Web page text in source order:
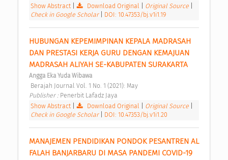
Show Abstract| Download Original Original Source
Check in Google Scholar
DOI: 10.47353/bj.v1i1.19
HUBUNGAN KEPEMIMPINAN KEPALA MADRASAH
DAN PRESTASI KERJA GURU DENGAN KEMAJUAN
MADRASAH ALIYAH SE-KABUPATEN SURAKARTA
Angga Eka Yuda Wibawa
Berajah Journal Vol. 1 No. 1 (2021): May
Publisher : Penerbit Lafadz Jaya
Show Abstract| Download Original Original Source
Check in Google Scholar
DOI: 10.47353/bj.v1i1.20
MANAJEMEN PENDIDIKAN PONDOK PESANTREN AL
FALAH BANJARBARU DI MASA PANDEMI COVID-19